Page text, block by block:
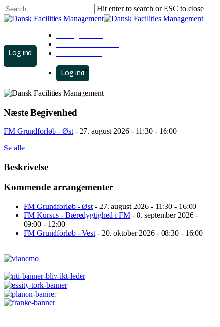
Skip
to
Hit enter to search or ESC to close
Close
search
account
Menu
search
account
Næste Begivenhed
FM Grundforløb - Øst- 27. august 2026 - 11:30 - 16:00
Se alle
Beskrivelse
Kommende arrangementer
FM Grundforløb - Øst - 27. august 2026 - 11:30 - 16:00
FM Kursus - Bæredygtighed i FM - 8. september 2026 -
09:00 - 12:00
FM Grundforløb - Vest - 20. oktober 2026 - 08:30 - 16:00